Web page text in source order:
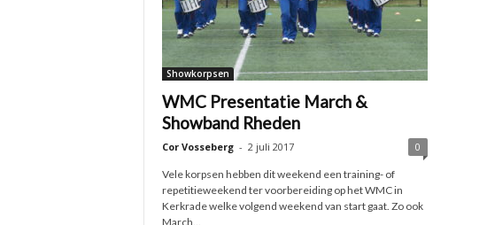
Showkorpsen
WMC Presentatie March &
Showband Rheden
Cor Vosseberg - 2 juli 2017 0
Vele korpsen hebben dit weekend een training- of
repetitieweekend ter voorbereiding op het WMC in
Kerkrade welke volgend weekend van start gaat. Zo ook
March...